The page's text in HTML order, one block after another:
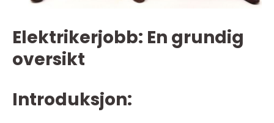
Elektrikerjobb: En grundig
oversikt
Introduksjon: